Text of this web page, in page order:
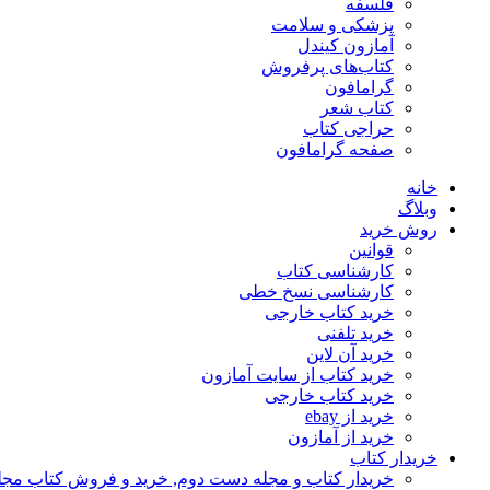
فلسفه
پزشکی و سلامت
آمازون کیندل
کتاب‌های پرفروش
گرامافون
کتاب شعر
حراجی کتاب
صفحه گرامافون
خانه
وبلاگ
روش خرید
قوانین
کارشناسی کتاب
کارشناسی نسخ خطی
خرید کتاب خارجی
خرید تلفنی
خرید آن لاین
خرید کتاب از سایت آمازون
خرید کتاب خارجی
خرید از ebay
خرید از آمازون
خریدار کتاب
خریدار کتاب و مجله دست دوم, خرید و فروش کتاب